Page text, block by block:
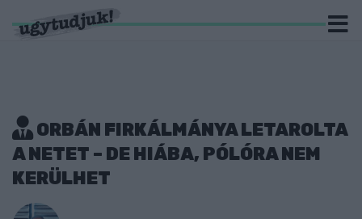
ORBÁN FIRKÁLMÁNYA LETAROLTA
A NETET – DE HIÁBA, PÓLÓRA NEM
KERÜLHET